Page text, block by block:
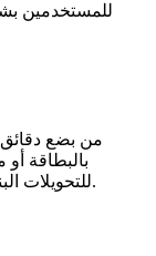
للتحويلات البنكية، اعتمادًا على أوقات التحقق ومعالجة الدفع.